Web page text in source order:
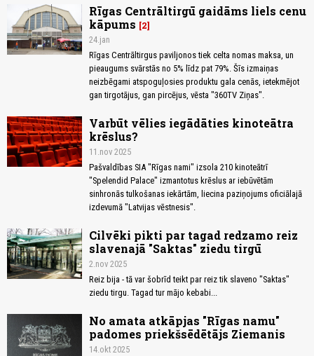
Rīgas Centrāltirgū gaidāms liels cenu
kāpums
2
24.jan
Rīgas Centrāltirgus paviljonos tiek celta nomas maksa, un
pieaugums svārstās no 5% līdz pat 79%. Šīs izmaiņas
neizbēgami atspoguļosies produktu gala cenās, ietekmējot
gan tirgotājus, gan pircējus, vēsta "360TV Ziņas".
Varbūt vēlies iegādāties kinoteātra
krēslus?
11.nov 2025
Pašvaldības SIA "Rīgas nami" izsola 210 kinoteātrī
"Spelendid Palace" izmantotus krēslus ar iebūvētām
sinhronās tulkošanas iekārtām, liecina paziņojums oficiālajā
izdevumā "Latvijas vēstnesis".
Cilvēki pikti par tagad redzamo reiz
slavenajā "Saktas" ziedu tirgū
2.nov 2025
Reiz bija - tā var šobrīd teikt par reiz tik slaveno "Saktas"
ziedu tirgu. Tagad tur mājo kebabi...
No amata atkāpjas "Rīgas namu"
padomes priekšsēdētājs Ziemanis
14.okt 2025